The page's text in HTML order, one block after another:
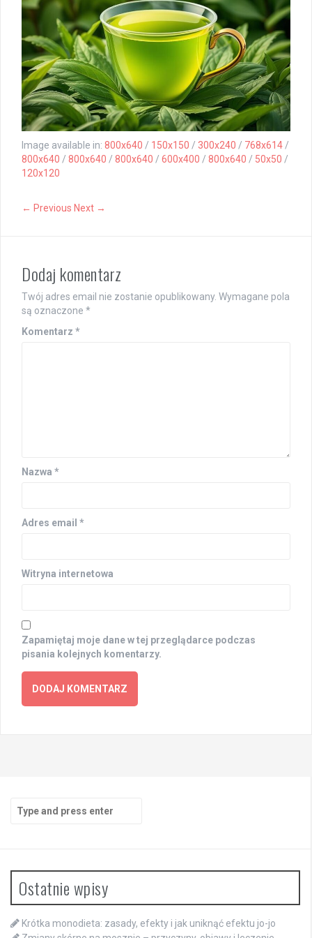
Image available in: 800x640 / 150x150 / 300x240 / 768x614 /
800x640 / 800x640 / 800x640 / 600x400 / 800x640 / 50x50 /
120x120
← Previous Next →
Dodaj komentarz
Twój adres email nie zostanie opublikowany. Wymagane pola
są oznaczone *
Komentarz *
Nazwa *
Adres email *
Witryna internetowa
Zapamiętaj moje dane w tej przeglądarce podczas
pisania kolejnych komentarzy.
for:
Ostatnie wpisy
Krótka monodieta: zasady, efekty i jak uniknąć efektu jo-jo